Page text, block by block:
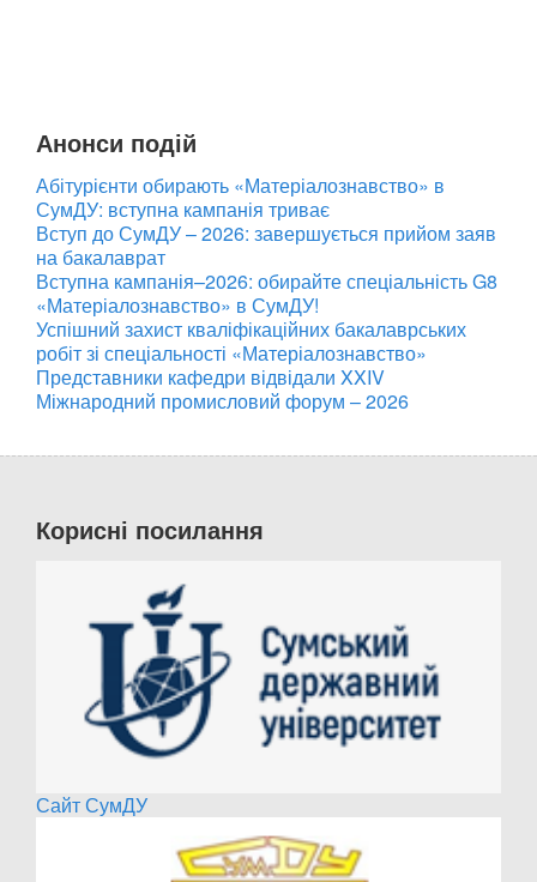
Анонси подій
Абітурієнти обирають «Матеріалознавство» в
СумДУ: вступна кампанія триває
Вступ до СумДУ – 2026: завершується прийом заяв
на бакалаврат
Вступна кампанія–2026: обирайте спеціальність G8
«Матеріалознавство» в СумДУ!
Успішний захист кваліфікаційних бакалаврських
робіт зі спеціальності «Матеріалознавство»
Представники кафедри відвідали XXIV
Міжнародний промисловий форум – 2026
Корисні посилання
Сайт СумДУ